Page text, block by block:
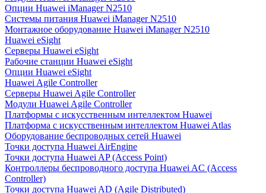
Опции Huawei iManager N2510
Системы питания Huawei iManager N2510
Монтажное оборудование Huawei iManager N2510
Huawei eSight
Серверы Huawei eSight
Рабочие станции Huawei eSight
Опции Huawei eSight
Huawei Agile Controller
Серверы Huawei Agile Controller
Модули Huawei Agile Controller
Платформы с искусственным интеллектом Huawei
Платформа с искусственным интеллектом Huawei Atlas
Оборудование беспроводных сетей Huawei
Точки доступа Huawei AirEngine
Точки доступа Huawei AP (Access Point)
Контроллеры беспроводного доступа Huawei AC (Access
Controller)
Точки доступа Huawei AD (Agile Distributed)